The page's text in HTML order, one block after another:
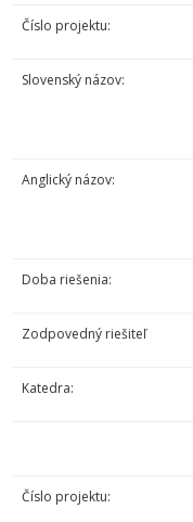
Číslo projektu:
Slovenský názov:
Anglický názov:
Doba riešenia:
Zodpovedný riešiteľ
Katedra:
Číslo projektu: